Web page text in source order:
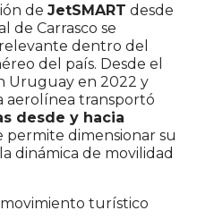
de JetSMART desde
de Carrasco se
dentro del
del país. Desde el
Uruguay en 2022 y
aerolínea transportó
desde y hacia
dimensionar su
dinámica de movilidad
turístico